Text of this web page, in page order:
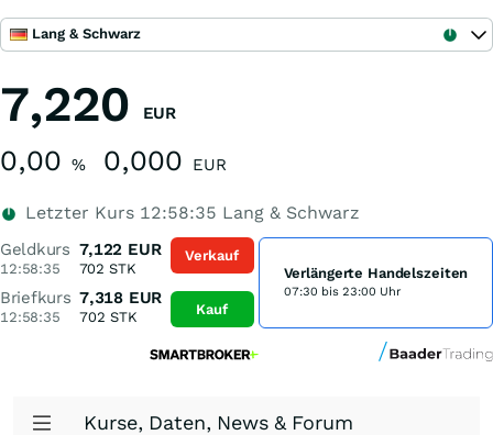
Lang & Schwarz
7,220 EUR
0,00 % 0,000 EUR
Letzter Kurs 12:58:35 Lang & Schwarz
Geldkurs
12:58:35
7,122 EUR
702 STK
Briefkurs
12:58:35
7,318 EUR
702 STK
Verkauf
Kauf
Verlängerte Handelszeiten
07:30 bis 23:00 Uhr
Kurse, Daten, News & Forum